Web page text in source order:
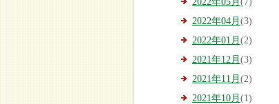
2022年04月 (3)
2022年01月 (2)
2021年12月 (3)
2021年11月 (2)
2021年10月 (1)